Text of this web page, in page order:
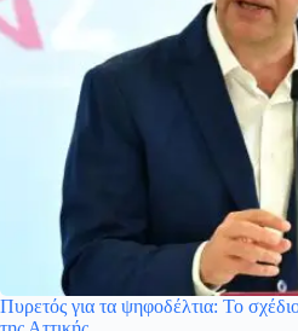
Πυρετός για τα ψηφοδέλτια: Το σχέδιο